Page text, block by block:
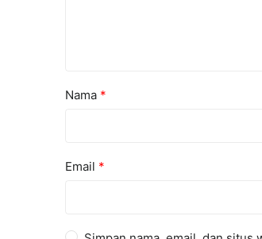
Nama *
Email *